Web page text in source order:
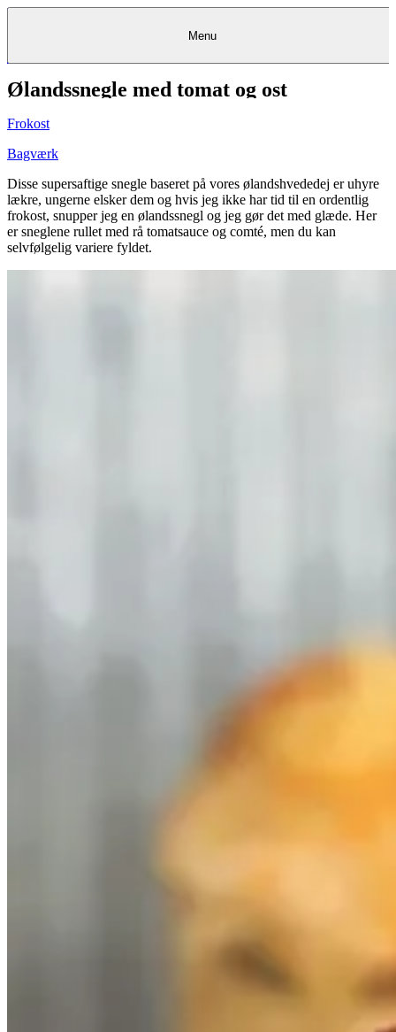
KantineKantine Kantine
Frokostordning FrokostordningFrokostordning
Catering
Madkurser
& Teambuilding
Opskrifter
RestauranterRestauranter&&BagerierBagerier
Bagerier
Foodservice
Detail
Projekter
rådgivning
EventkalenderEventkalenderEventkalender
KøbKøbgavekortgavekortKøb gavekort
KundeserviceKundeserviceKundeservice
Menu
Ølandssnegle med tomat og ost
Frokost
Bagværk
Disse supersaftige snegle baseret på vores ølandshvededej er uhyre
lækre, ungerne elsker dem og hvis jeg ikke har tid til en ordentlig
frokost, snupper jeg en ølandssnegl og jeg gør det med glæde. Her
er sneglene rullet med rå tomatsauce og comté, men du kan
selvfølgelig variere fyldet.